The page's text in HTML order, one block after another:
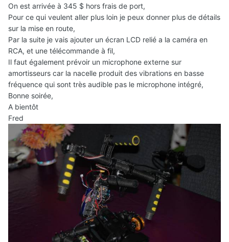
On est arrivée à 345 $ hors frais de port,
Pour ce qui veulent aller plus loin je peux donner plus de détails
sur la mise en route,
Par la suite je vais ajouter un écran LCD relié a la caméra en
RCA, et une télécommande à fil,
Il faut également prévoir un microphone externe sur
amortisseurs car la nacelle produit des vibrations en basse
fréquence qui sont très audible pas le microphone intégré,
Bonne soirée,
A bientôt
Fred